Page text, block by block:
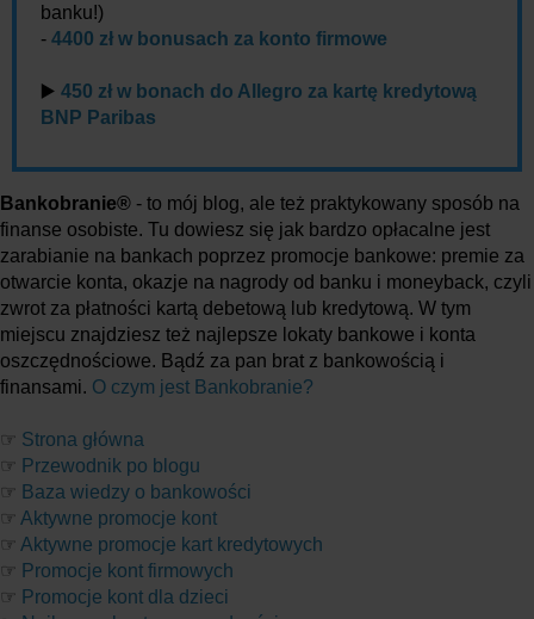
banku!)
- 4400 zł w bonusach za konto firmowe
▶️ 450 zł w bonach do Allegro za kartę kredytową
BNP Paribas
Bankobranie® - to mój blog, ale też praktykowany sposób na
finanse osobiste. Tu dowiesz się jak bardzo opłacalne jest
zarabianie na bankach poprzez promocje bankowe: premie za
otwarcie konta, okazje na nagrody od banku i moneyback, czyli
zwrot za płatności kartą debetową lub kredytową. W tym
miejscu znajdziesz też najlepsze lokaty bankowe i konta
oszczędnościowe. Bądź za pan brat z bankowością i
finansami. O czym jest Bankobranie?
☞ Strona główna
☞ Przewodnik po blogu
☞ Baza wiedzy o bankowości
☞ Aktywne promocje kont
☞ Aktywne promocje kart kredytowych
☞ Promocje kont firmowych
☞ Promocje kont dla dzieci